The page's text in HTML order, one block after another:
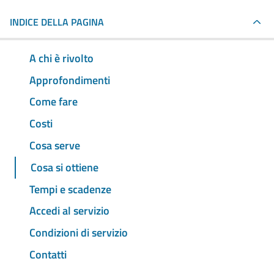
INDICE DELLA PAGINA
A chi è rivolto
Approfondimenti
Come fare
Costi
Cosa serve
Cosa si ottiene
Tempi e scadenze
Accedi al servizio
Condizioni di servizio
Contatti